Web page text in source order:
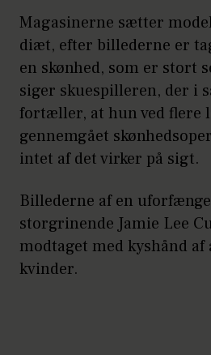
Magasinerne sætter
diæt, efter billederne er
en skønhed, som er stort
siger skuespilleren, der i
fortæller, at hun ved flere
gennemgået
intet af det virker på sigt.
Billederne af en
storgrinende Jamie Lee
modtaget med kyshånd af
kvinder.